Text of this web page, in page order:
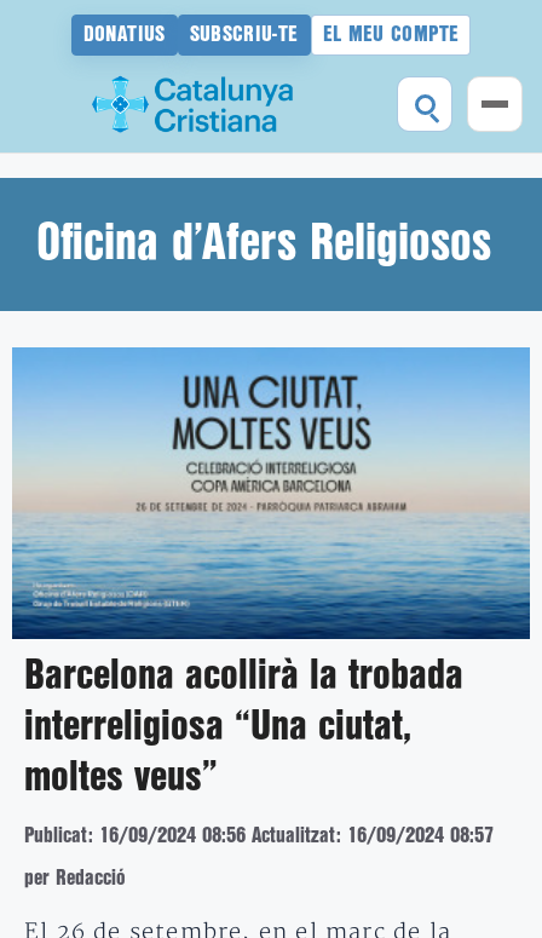
DONATIUS SUBSCRIU-TE EL MEU COMPTE
contingutOficina d’Afers Religiosos
Barcelona acollirà la trobada
interreligiosa “Una ciutat,
moltes veus”
Publicat: 16/09/2024 08:56 Actualitzat: 16/09/2024 08:57
per Redacció